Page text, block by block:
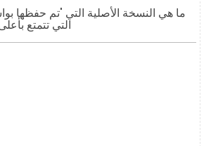
ما هي النسخة الأصلية التي 'تم حفظها
التي تتمتع